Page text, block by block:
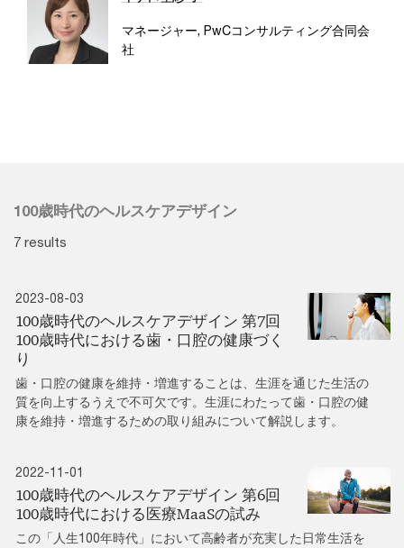
マネージャー, PwCコンサルティング合同会
社
100歳時代のヘルスケアデザイン
7 results
2023-08-03
100歳時代のヘルスケアデザイン 第7回
100歳時代における歯・口腔の健康づく
り
歯・口腔の健康を維持・増進することは、生涯を通じた生活の
質を向上するうえで不可欠です。生涯にわたって歯・口腔の健
康を維持・増進するための取り組みについて解説します。
2022-11-01
100歳時代のヘルスケアデザイン 第6回
100歳時代における医療MaaSの試み
この「人生100年時代」において高齢者が充実した日常生活を